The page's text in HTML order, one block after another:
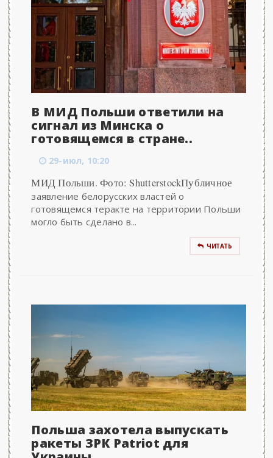
В МИД Польши ответили на
сигнал из Минска о
готовящемся в стране..
29-июл, 10:20
МИД Польши. Фото: ShutterstockПубличное
заявление белорусских властей о
готовящемся теракте на территории Польши
могло быть сделано в...
ЧИТАТЬ
Польша захотела выпускать
ракеты ЗРК Patriot для